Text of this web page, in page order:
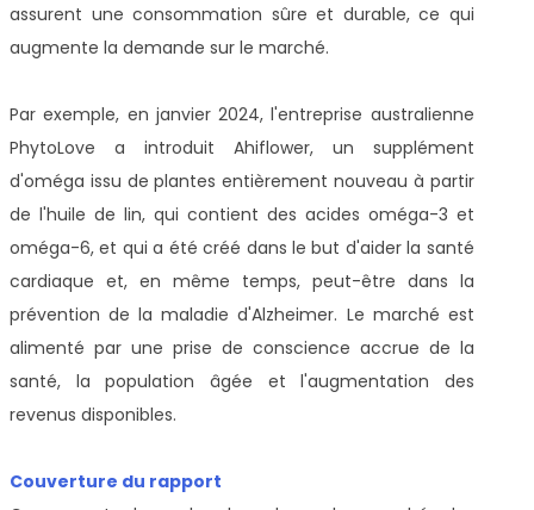
assurent une consommation sûre et durable, ce qui
augmente la demande sur le marché.
Par exemple, en janvier 2024, l'entreprise australienne
PhytoLove a introduit Ahiflower, un supplément
d'oméga issu de plantes entièrement nouveau à partir
de l'huile de lin, qui contient des acides oméga-3 et
oméga-6, et qui a été créé dans le but d'aider la santé
cardiaque et, en même temps, peut-être dans la
prévention de la maladie d'Alzheimer. Le marché est
alimenté par une prise de conscience accrue de la
santé, la population âgée et l'augmentation des
revenus disponibles.
Couverture du rapport